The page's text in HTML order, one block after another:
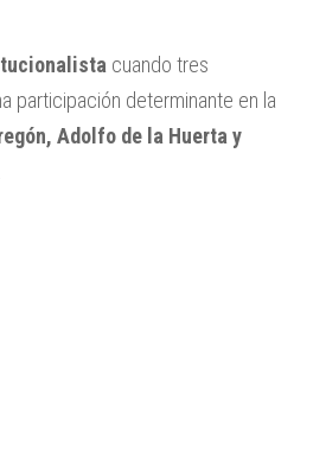
cuando tres
participación determinante en la
Adolfo de la Huerta y